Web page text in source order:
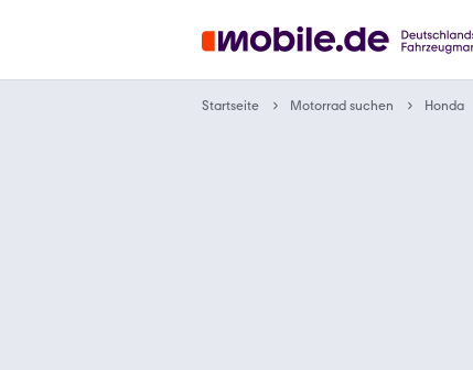
Startseite Motorrad suchen Honda